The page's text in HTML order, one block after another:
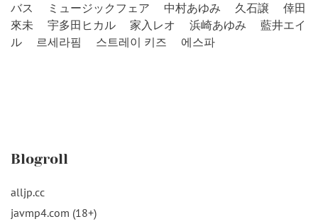
バス
ミュージックフェア 中村あゆみ 久石譲
倖田
來未
宇多田ヒカル 家入レオ 浜崎あゆみ
藍井エイ
ル
르세라핌 스트레이 키즈 에스파
Blogroll
alljp.cc
javmp4.com (18+)